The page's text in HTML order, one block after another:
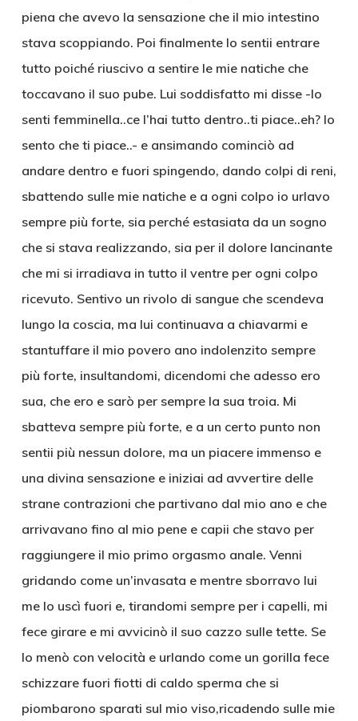
piena che avevo la sensazione che il mio intestino
stava scoppiando. Poi finalmente lo sentii entrare
tutto poiché riuscivo a sentire le mie natiche che
toccavano il suo pube. Lui soddisfatto mi disse -lo
senti femminella..ce l’hai tutto dentro..ti piace..eh? lo
sento che ti piace..- e ansimando cominciò ad
andare dentro e fuori spingendo, dando colpi di reni,
sbattendo sulle mie natiche e a ogni colpo io urlavo
sempre più forte, sia perché estasiata da un sogno
che si stava realizzando, sia per il dolore lancinante
che mi si irradiava in tutto il ventre per ogni colpo
ricevuto. Sentivo un rivolo di sangue che scendeva
lungo la coscia, ma lui continuava a chiavarmi e
stantuffare il mio povero ano indolenzito sempre
più forte, insultandomi, dicendomi che adesso ero
sua, che ero e sarò per sempre la sua troia. Mi
sbatteva sempre più forte, e a un certo punto non
sentii più nessun dolore, ma un piacere immenso e
una divina sensazione e iniziai ad avvertire delle
strane contrazioni che partivano dal mio ano e che
arrivavano fino al mio pene e capii che stavo per
raggiungere il mio primo orgasmo anale. Venni
gridando come un’invasata e mentre sborravo lui
me lo uscì fuori e, tirandomi sempre per i capelli, mi
fece girare e mi avvicinò il suo cazzo sulle tette. Se
lo menò con velocità e urlando come un gorilla fece
schizzare fuori fiotti di caldo sperma che si
piombarono sparati sul mio viso,ricadendo sulle mie